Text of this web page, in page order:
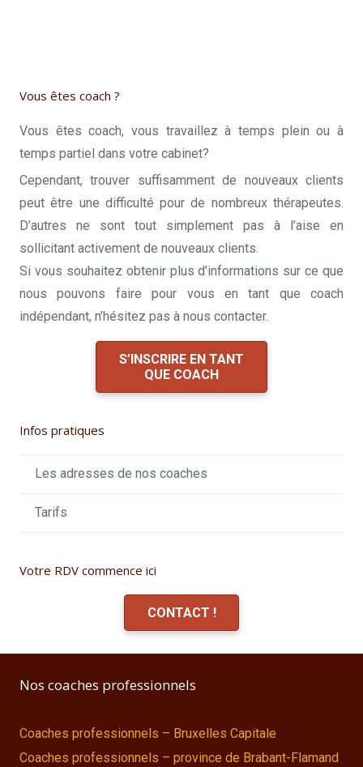
Vous êtes coach ?
Vous êtes coach, vous travaillez à temps plein ou à
temps partiel dans votre cabinet?
Cependant, trouver suffisamment de nouveaux clients
peut être une difficulté pour de nombreux thérapeutes.
D’autres ne sont tout simplement pas à l’aise en
sollicitant activement de nouveaux clients.
Si vous souhaitez obtenir plus d’informations sur ce que
nous pouvons faire pour vous en tant que coach
indépendant, n’hésitez pas à nous contacter.
S’INSCRIRE EN TANT
QUE COACH
Infos pratiques
Les adresses de nos coaches
Tarifs
Votre RDV commence ici
CONTACT !
Nos coaches professionnels
Coaches professionnels – Bruxelles Capitale
Coaches professionnels – province de Brabant-Flamand